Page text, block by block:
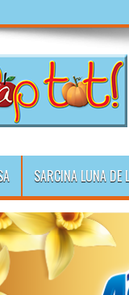
SARCINA LUNA DE